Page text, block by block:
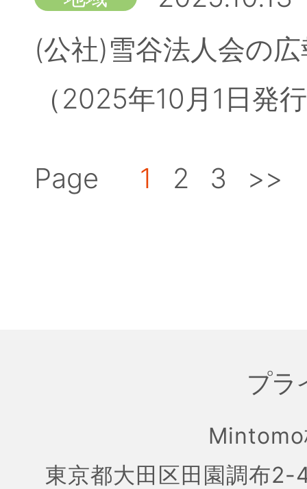
(公社)雪谷法人会の
（2025年10月1日発
Page 1 2 3 >>
プラ
東京都大田区田園調布